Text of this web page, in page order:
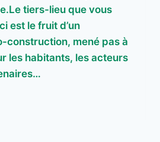
tiers-lieu que vous
est le fruit d’un
construction, mené pas à
les habitants, les acteurs